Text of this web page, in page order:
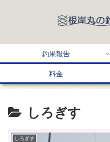
釣果報告
料金
しろぎす
しろぎす